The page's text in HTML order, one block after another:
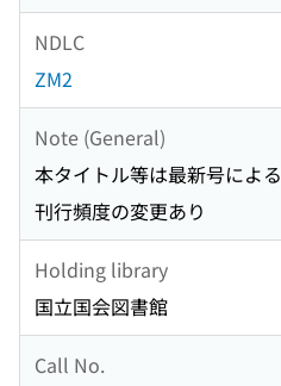
NDLC
ZM2
Note (General)
本タイトル等は最新号による
刊行頻度の変更あり
Holding library
国立国会図書館
Call No.